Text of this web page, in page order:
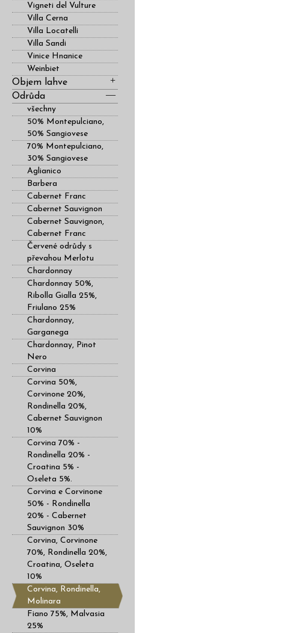
Vigneti del Vulture
Villa Cerna
Villa Locatelli
Villa Sandi
Vinice Hnanice
Weinbiet
Objem lahve
Odrůda
všechny
50% Montepulciano,
50% Sangiovese
70% Montepulciano,
30% Sangiovese
Aglianico
Barbera
Cabernet Franc
Cabernet Sauvignon
Cabernet Sauvignon,
Cabernet Franc
Červené odrůdy s
převahou Merlotu
Chardonnay
Chardonnay 50%,
Ribolla Gialla 25%,
Friulano 25%
Chardonnay,
Garganega
Chardonnay, Pinot
Nero
Corvina
Corvina 50%,
Corvinone 20%,
Rondinella 20%,
Cabernet Sauvignon
10%
Corvina 70% -
Rondinella 20% -
Croatina 5% -
Oseleta 5%.
Corvina e Corvinone
50% - Rondinella
20% - Cabernet
Sauvignon 30%
Corvina, Corvinone
70%, Rondinella 20%,
Croatina, Oseleta
10%
Corvina, Rondinella,
Molinara
Fiano 75%, Malvasia
25%